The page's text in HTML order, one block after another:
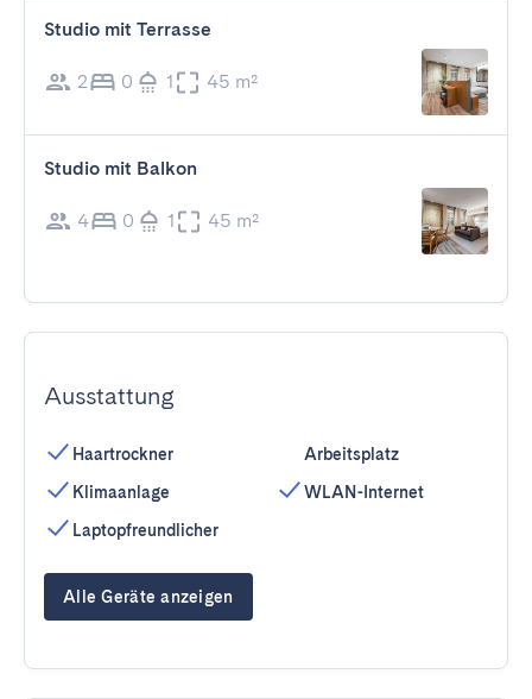
Studio mit Terrasse
2 0 1 45 m²
Studio mit Balkon
4 0 1 45 m²
Ausstattung
Haartrockner
Klimaanlage
Laptopfreundlicher
Arbeitsplatz
WLAN-Internet
Alle Geräte anzeigen